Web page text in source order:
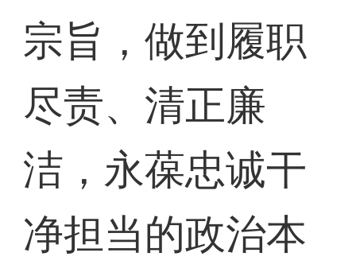
宗旨，做到履职
尽责、清正廉
洁，永葆忠诚干
净担当的政治本